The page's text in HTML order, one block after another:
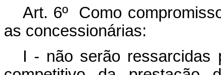
Art. 6º Como
as concessionárias:
I - não serão ressarcidas